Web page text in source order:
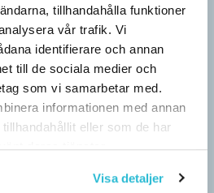
tillhandahålla funktioner
vår trafik. Vi
identifierare och annan
till de sociala medier och
som vi samarbetar med.
informationen med annan
eller som de har
deras tjänster.
Visa detaljer